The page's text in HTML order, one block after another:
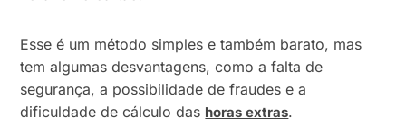
Esse é um método simples e também barato, mas
tem algumas desvantagens, como a falta de
segurança, a possibilidade de fraudes e a
dificuldade de cálculo das horas extras.